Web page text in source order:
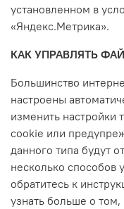
установленном в
«Яндекс.Метрика».
КАК УПРАВЛЯТЬ
Большинство
настроены
изменить настройки
cookie или
данного типа будут
несколько способов
обратитесь к
узнать больше о том,